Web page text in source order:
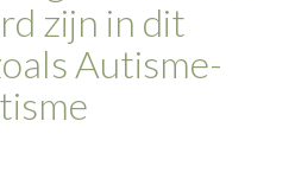
zijn in dit
Autisme-